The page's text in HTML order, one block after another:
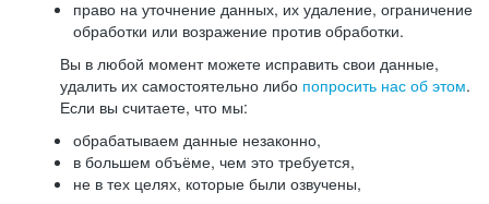
право на уточнение данных, их удаление, ограничение
обработки или возражение против обработки.
Вы в любой момент можете исправить свои данные,
удалить их самостоятельно либо попросить нас об этом.
Если вы считаете, что мы:
обрабатываем данные незаконно,
в большем объёме, чем это требуется,
не в тех целях, которые были озвучены,